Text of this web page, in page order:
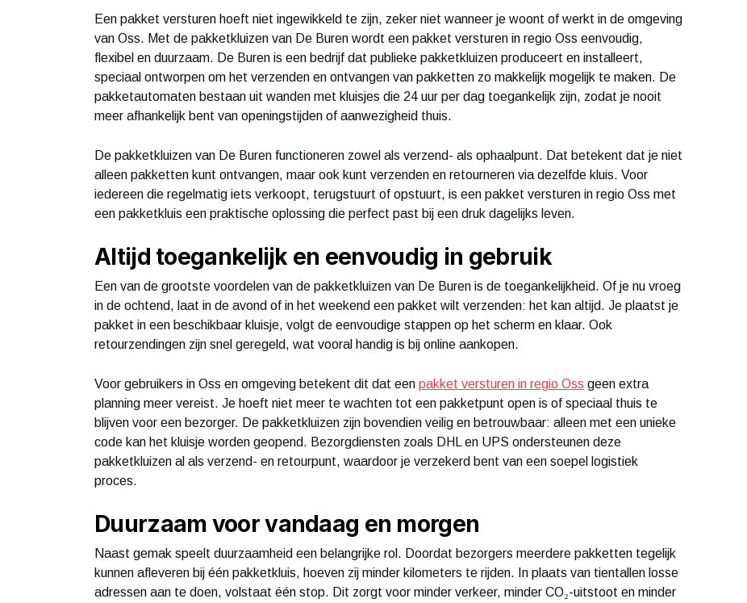
Een pakket versturen hoeft niet ingewikkeld te zijn, zeker niet wanneer je woont of werkt in de omgeving
van Oss. Met de pakketkluizen van De Buren wordt een pakket versturen in regio Oss eenvoudig,
flexibel en duurzaam. De Buren is een bedrijf dat publieke pakketkluizen produceert en installeert,
speciaal ontworpen om het verzenden en ontvangen van pakketten zo makkelijk mogelijk te maken. De
pakketautomaten bestaan uit wanden met kluisjes die 24 uur per dag toegankelijk zijn, zodat je nooit
meer afhankelijk bent van openingstijden of aanwezigheid thuis.
De pakketkluizen van De Buren functioneren zowel als verzend- als ophaalpunt. Dat betekent dat je niet
alleen pakketten kunt ontvangen, maar ook kunt verzenden en retourneren via dezelfde kluis. Voor
iedereen die regelmatig iets verkoopt, terugstuurt of opstuurt, is een pakket versturen in regio Oss met
een pakketkluis een praktische oplossing die perfect past bij een druk dagelijks leven.
Altijd toegankelijk en eenvoudig in gebruik
Een van de grootste voordelen van de pakketkluizen van De Buren is de toegankelijkheid. Of je nu vroeg
in de ochtend, laat in de avond of in het weekend een pakket wilt verzenden: het kan altijd. Je plaatst je
pakket in een beschikbaar kluisje, volgt de eenvoudige stappen op het scherm en klaar. Ook
retourzendingen zijn snel geregeld, wat vooral handig is bij online aankopen.
Voor gebruikers in Oss en omgeving betekent dit dat een pakket versturen in regio Oss geen extra
planning meer vereist. Je hoeft niet meer te wachten tot een pakketpunt open is of speciaal thuis te
blijven voor een bezorger. De pakketkluizen zijn bovendien veilig en betrouwbaar: alleen met een unieke
code kan het kluisje worden geopend. Bezorgdiensten zoals DHL en UPS ondersteunen deze
pakketkluizen al als verzend- en retourpunt, waardoor je verzekerd bent van een soepel logistiek
proces.
Duurzaam voor vandaag en morgen
Naast gemak speelt duurzaamheid een belangrijke rol. Doordat bezorgers meerdere pakketten tegelijk
kunnen afleveren bij één pakketkluis, hoeven zij minder kilometers te rijden. In plaats van tientallen losse
adressen aan te doen, volstaat één stop. Dit zorgt voor minder verkeer, minder CO₂-uitstoot en minder